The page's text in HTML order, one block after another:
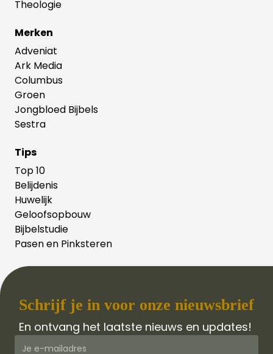
Theologie
Merken
Adveniat
Ark Media
Columbus
Groen
Jongbloed Bijbels
Sestra
Tips
Top 10
Belijdenis
Huwelijk
Geloofsopbouw
Bijbelstudie
Pasen en Pinksteren
Schrijf je in voor onze nieuwsbrief
En ontvang het laatste nieuws en updates!